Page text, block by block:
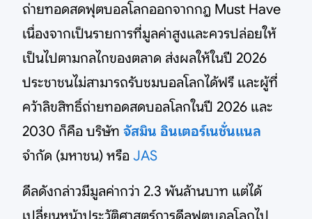
ถ่ายทอดสดฟุตบอลโลกออกจากกฎ Must Have
เนื่องจากเป็นรายการที่มูลค่าสูงและควรปล่อยให้
เป็นไปตามกลไกของตลาด ส่งผลให้ในปี 2026
ประชาชนไม่สามารถรับชมบอลโลกได้ฟรี และผู้ที่
คว้าลิขสิทธิ์ถ่ายทอดสดบอลโลกในปี 2026 และ
2030 ก็คือ บริษัท จัสมิน อินเตอร์เนชั่นแนล
จำกัด (มหาชน) หรือ JAS
ดีลดังกล่าวมีมูลค่ากว่า 2.3 พันล้านบาท แต่ได้